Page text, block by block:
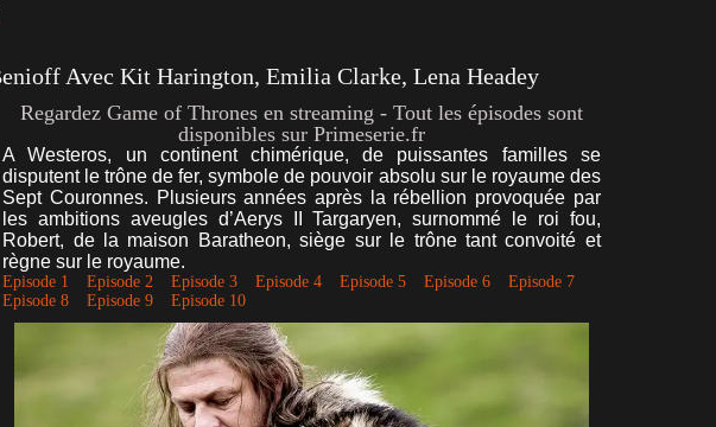
Regardez Game of Thrones en streaming - Tout les épisodes sont
disponibles sur Primeserie.fr
A Westeros, un continent chimérique, de puissantes familles se
disputent le trône de fer, symbole de pouvoir absolu sur le royaume des
Sept Couronnes. Plusieurs années après la rébellion provoquée par
les ambitions aveugles d’Aerys II Targaryen, surnommé le roi fou,
Robert, de la maison Baratheon, siège sur le trône tant convoité et
règne sur le royaume.
Episode 1 Episode 2 Episode 3 Episode 4 Episode 5 Episode 6
Episode 7
Episode 8
Episode 9 Episode 10
Avec Kit Harington, Emilia Clarke, Lena Headey